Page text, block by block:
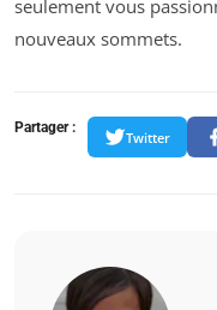
seulement vous
nouveaux sommets.
Partager :
Twitter